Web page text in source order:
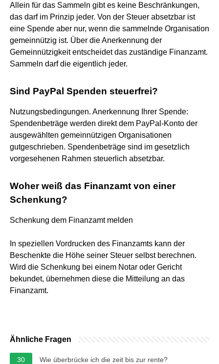
Allein für das Sammeln gibt es keine Beschränkungen,
das darf im Prinzip jeder. Von der Steuer absetzbar ist
eine Spende aber nur, wenn die sammelnde Organisation
gemeinnützig ist. Über die Anerkennung der
Gemeinnützigkeit entscheidet das zuständige Finanzamt.
Sammeln darf die eigentlich jeder.
Sind PayPal Spenden steuerfrei?
Nutzungsbedingungen. Anerkennung Ihrer Spende:
Spendenbeträge werden direkt dem PayPal-Konto der
ausgewählten gemeinnützigen Organisationen
gutgeschrieben. Spendenbeträge sind im gesetzlich
vorgesehenen Rahmen steuerlich absetzbar.
Woher weiß das Finanzamt von einer
Schenkung?
Schenkung dem Finanzamt melden
In speziellen Vordrucken des Finanzamts kann der
Beschenkte die Höhe seiner Steuer selbst berechnen.
Wird die Schenkung bei einem Notar oder Gericht
bekundet, übernehmen diese die Mitteilung an das
Finanzamt.
Ähnliche Fragen
30 Wie überbrücke ich die zeit bis zur rente?